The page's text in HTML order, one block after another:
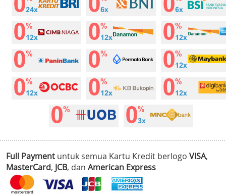
Full Payment untuk semua Kartu Kredit berlogo VISA,
MasterCard, JCB, dan American Express